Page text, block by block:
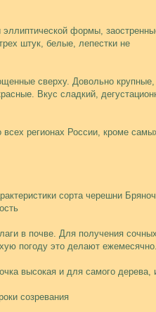
эллиптической формы,
штук, белые, лепестки не
сверху. Довольно крупные,
Вкус сладкий,
регионах России, кроме
сорта черешни
в почве. Для получения
погоду это делают
высокая и для самого дерева,
созревания